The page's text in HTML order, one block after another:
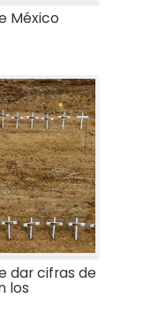
México
dar cifras de
los